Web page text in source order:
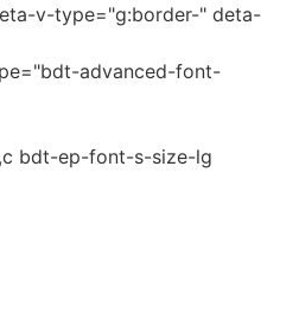
v-type="g:border-" deta-
advanced-font-
bdt-ep-font-s-size-lg